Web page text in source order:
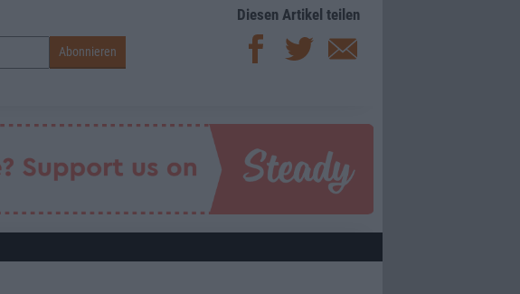
Diesen Artikel teilen